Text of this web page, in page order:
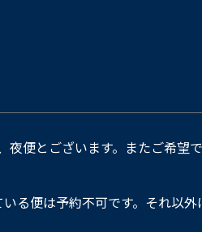
夜便とございます。またご希
いる便は予約不可です。それ以